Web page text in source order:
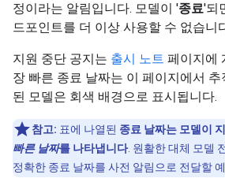
정이라는 알림입니다. 모델이 '종료'되
드포인트를 더 이상 사용할 수 없습니
지원 중단 공지는 출시 노트 페이지에
장 빠른 종료 날짜는 이 페이지에서
된 모델은 회색 배경으로 표시됩니다.
참고: 표에 나열된 종료 날짜는 모델이
빠른 날짜를 나타냅니다. 원활한 대체 모델
정확한 종료 날짜를 사전 알림으로 전달할